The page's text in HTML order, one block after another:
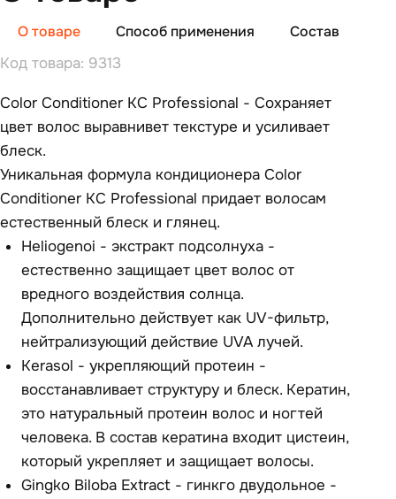
О товаре Способ применения Состав
Код товара: 9313
Color Conditioner KC Professional - Сохраняет
цвет волос выравнивет текстурe и усиливает
блеск.
Уникальная формула кондиционера Color
Conditioner KC Professional придает волосам
естественный блеск и глянец.
Heliogenoi - экстракт подсолнуха -
естественно защищает цвет волос от
вредного воздействия солнца.
Дополнительно действует как UV-фильтр,
нейтрализующий действие UVA лучей.
Kerasol - укрепляющий протеин -
восстанавливает структуру и блеск. Кератин,
это натуральный протеин волос и ногтей
человека. В состав кератина входит цистеин,
который укрепляет и защищает волосы.
Gingko Biloba Extract - гинкго двудольное -